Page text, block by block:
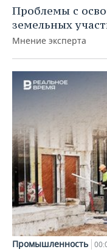
Проблемы с
земельных
Мнение эксперта
Промышленность